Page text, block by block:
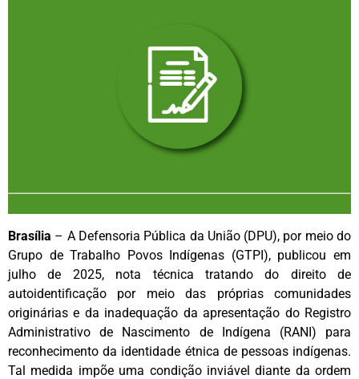
Brasília – A Defensoria Pública da União (DPU), por meio do
Grupo de Trabalho Povos Indígenas (GTPI), publicou em
julho de 2025, nota técnica tratando do direito de
autoidentificação por meio das próprias comunidades
originárias e da inadequação da apresentação do Registro
Administrativo de Nascimento de Indígena (RANI) para
reconhecimento da identidade étnica de pessoas indígenas.
Tal medida impõe uma condição inviável diante da ordem